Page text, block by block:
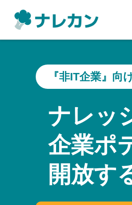
『非IT企業』
ナレッ
企業ポ
開放す